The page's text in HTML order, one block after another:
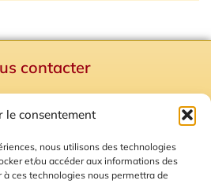
le consentement
nous utilisons des technologies
et/ou accéder aux informations des
ces technologies nous permettra de
contacter
Plan du site
des Cookies